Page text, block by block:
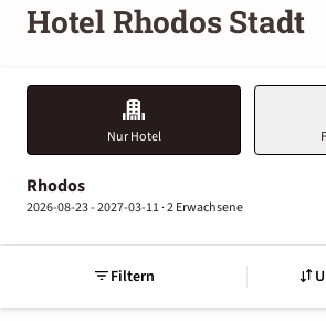
Hotel Rhodos Stadt
Nur Hotel
Rhodos
2026-08-23 - 2027-03-11 ·2 Erwachsene
Filtern